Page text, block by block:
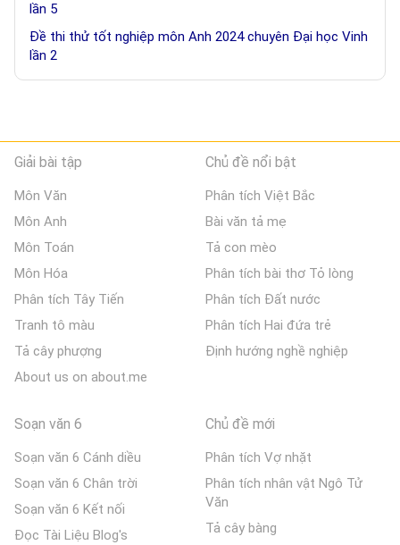
lần 5
Đề thi thử tốt nghiệp môn Anh 2024 chuyên Đại học Vinh
lần 2
Giải bài tập
Môn Văn
Môn Anh
Môn Toán
Môn Hóa
Phân tích Tây Tiến
Tranh tô màu
Tả cây phượng
About us on about.me
Chủ đề nổi bật
Phân tích Việt Bắc
Bài văn tả mẹ
Tả con mèo
Phân tích bài thơ Tỏ lòng
Phân tích Đất nước
Phân tích Hai đứa trẻ
Định hướng nghề nghiệp
Soạn văn 6
Soạn văn 6 Cánh diều
Soạn văn 6 Chân trời
Soạn văn 6 Kết nối
Đọc Tài Liệu Blog's
Chủ đề mới
Phân tích Vợ nhặt
Phân tích nhân vật Ngô Tử
Văn
Tả cây bàng